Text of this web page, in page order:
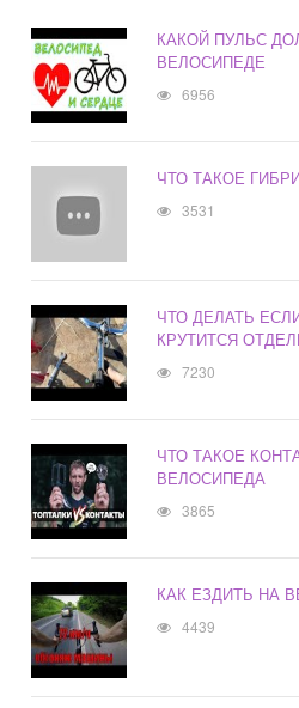
КАКОЙ ПУЛЬС
ВЕЛОСИПЕДЕ
6956
ЧТО ТАКОЕ
3531
ЧТО ДЕЛАТЬ
КРУТИТСЯ
7230
ЧТО ТАКОЕ
ВЕЛОСИПЕДА
3865
КАК ЕЗДИТЬ НА
4439